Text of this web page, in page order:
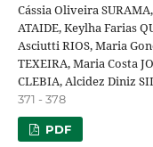
Cássia Oliveira
ATAIDE, Keylha Farias
Asciutti RIOS, Maria
TEXEIRA, Maria Costa
CLEBIA, Alcidez Diniz
371 - 378
PDF